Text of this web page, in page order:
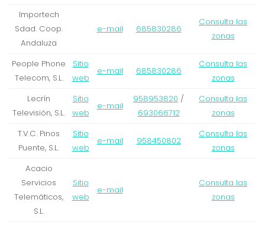
Importech
Sdad. Coop.
Andaluza
e-mail 685830286
Consulta las
zonas
People Phone
Telecom, S.L.
Sitio
web
e-mail 685830286
Consulta las
zonas
Lecrín
Televisión, S.L.
Sitio
web
e-mail
958953820 /
693066712
Consulta las
zonas
T.V.C. Pinos
Puente, S.L.
Sitio
web
e-mail 958450802
Consulta las
zonas
Acacio
Servicios
Telemáticos,
S.L.
Sitio
web
e-mail
Consulta las
zonas